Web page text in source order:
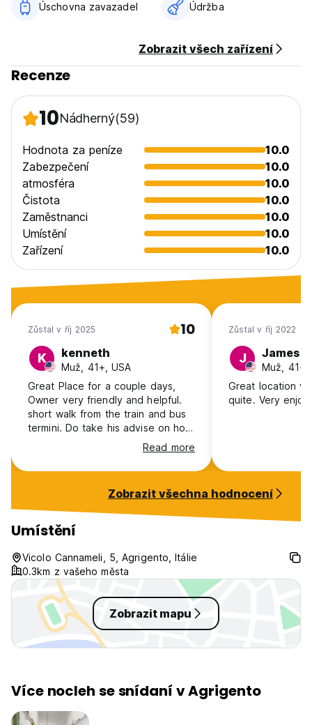
Úschovna zavazadel Údržba
Zobrazit všech zařízení
Recenze
10Nádherný(59)
Hodnota za peníze
10.0
Zabezpečení
10.0
atmosféra
10.0
Čistota
10.0
Zaměstnanci
10.0
Umístění
10.0
Zařízení
10.0
Zůstal v říj 2025 10
K kenneth
Muž, 41+, USA
Great Place for a couple days,
Owner very friendly and helpful.
short walk from the train and bus
termini. Do take his advise on how
to get to BnB otherwise its a uphill
climb. very short walk to the main
Plaza with everything you need . I
Temples to site see. maybe 30
min. very easy to fine own
entrance with balcony . wonderful
stay
Read more
Zůstal v říj 2022
J James
Muž, 41+,
Great location
quite. Very
Zobrazit všechna hodnocení
Umístění
Vicolo Cannameli, 5, Agrigento, Itálie
0.3km z vašeho města
Zobrazit mapu
Více nocleh se snídaní v Agrigento